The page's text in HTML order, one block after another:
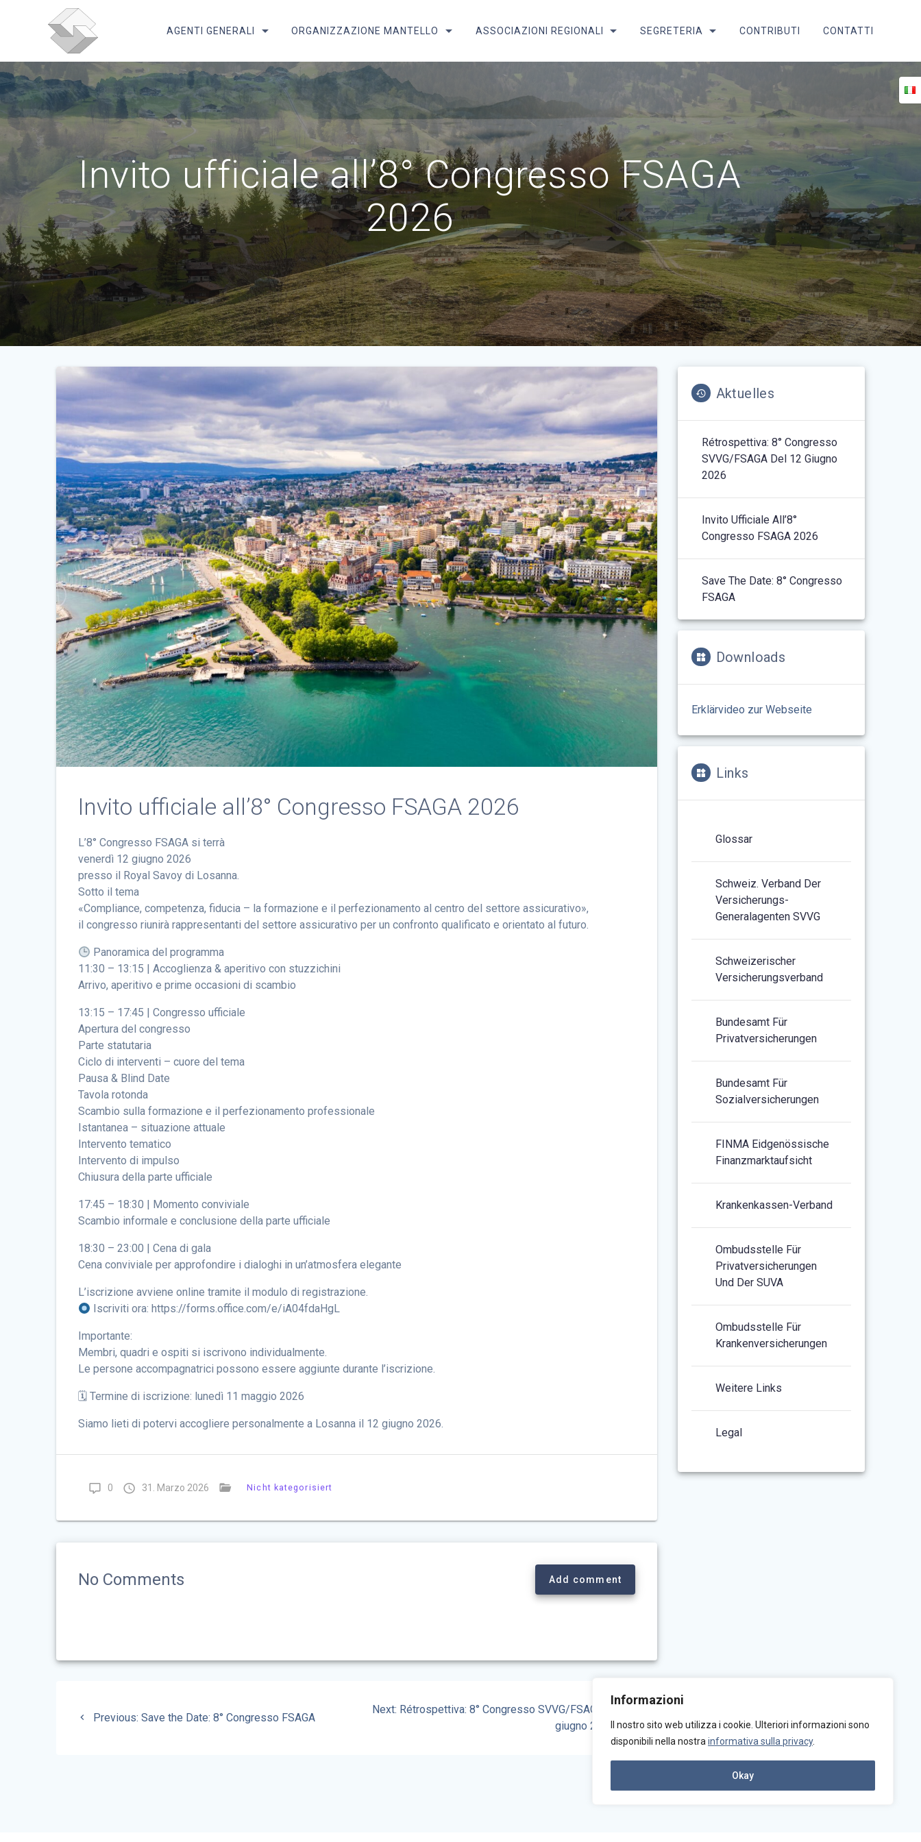
Informazioni
Il nostro sito web utilizza i cookie. Ulteriori informazioni sono
disponibili nella nostra informativa sulla privacy.
Okay
AGENTI GENERALI ORGANIZZAZIONE MANTELLO ASSOCIAZIONI REGIONALI SEGRETERIA CONTRIBUTI CONTATTI
Invito ufficiale all’8° Congresso FSAGA
2026
Invito ufficiale all’8° Congresso FSAGA 2026
L’8° Congresso FSAGA si terrà
venerdì 12 giugno 2026
presso il Royal Savoy di Losanna.
Sotto il tema
«Compliance, competenza, fiducia – la formazione e il perfezionamento al centro del settore assicurativo»,
il congresso riunirà rappresentanti del settore assicurativo per un confronto qualificato e orientato al futuro.
Panoramica del programma
11:30 – 13:15 | Accoglienza & aperitivo con stuzzichini
Arrivo, aperitivo e prime occasioni di scambio
13:15 – 17:45 | Congresso ufficiale
Apertura del congresso
Parte statutaria
Ciclo di interventi – cuore del tema
Pausa & Blind Date
Tavola rotonda
Scambio sulla formazione e il perfezionamento professionale
Istantanea – situazione attuale
Intervento tematico
Intervento di impulso
Chiusura della parte ufficiale
17:45 – 18:30 | Momento conviviale
Scambio informale e conclusione della parte ufficiale
18:30 – 23:00 | Cena di gala
Cena conviviale per approfondire i dialoghi in un’atmosfera elegante
L’iscrizione avviene online tramite il modulo di registrazione.
Iscriviti ora: https://forms.office.com/e/iA04fdaHgL
Importante:
Membri, quadri e ospiti si iscrivono individualmente.
Le persone accompagnatrici possono essere aggiunte durante l’iscrizione.
🗓 Termine di iscrizione: lunedì 11 maggio 2026
Siamo lieti di potervi accogliere personalmente a Losanna il 12 giugno 2026.
0 31. Marzo 2026 Nicht kategorisiert
No Comments Add comment
articoli
Previous: Previous
Save the Date: 8° Congresso FSAGA
Next: Next
Rétrospettiva: 8° Congresso SVVG/FSAGA del 12
giugno 2026
Aktuelles
Rétrospettiva: 8° Congresso
SVVG/FSAGA Del 12 Giugno
2026
Invito Ufficiale All’8°
Congresso FSAGA 2026
Save The Date: 8° Congresso
FSAGA
Downloads
Erklärvideo zur Webseite
Links
Glossar
Schweiz. Verband Der
Versicherungs-
Generalagenten SVVG
Schweizerischer
Versicherungsverband
Bundesamt Für
Privatversicherungen
Bundesamt Für
Sozialversicherungen
FINMA Eidgenössische
Finanzmarktaufsicht
Krankenkassen-Verband
Ombudsstelle Für
Privatversicherungen
Und Der SUVA
Ombudsstelle Für
Krankenversicherungen
Weitere Links
Legal